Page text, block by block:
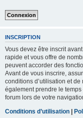
INSCRIPTION
Vous devez être inscrit
rapide et vous offre de
peuvent accorder des
Avant de vous inscrire,
conditions d’utilisation et
également prendre le
forum lors de votre
Conditions d’utilisation |